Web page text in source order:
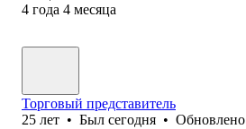
4 года 4 месяца
Торговый представитель
25 лет • Был сегодня • Обновлено